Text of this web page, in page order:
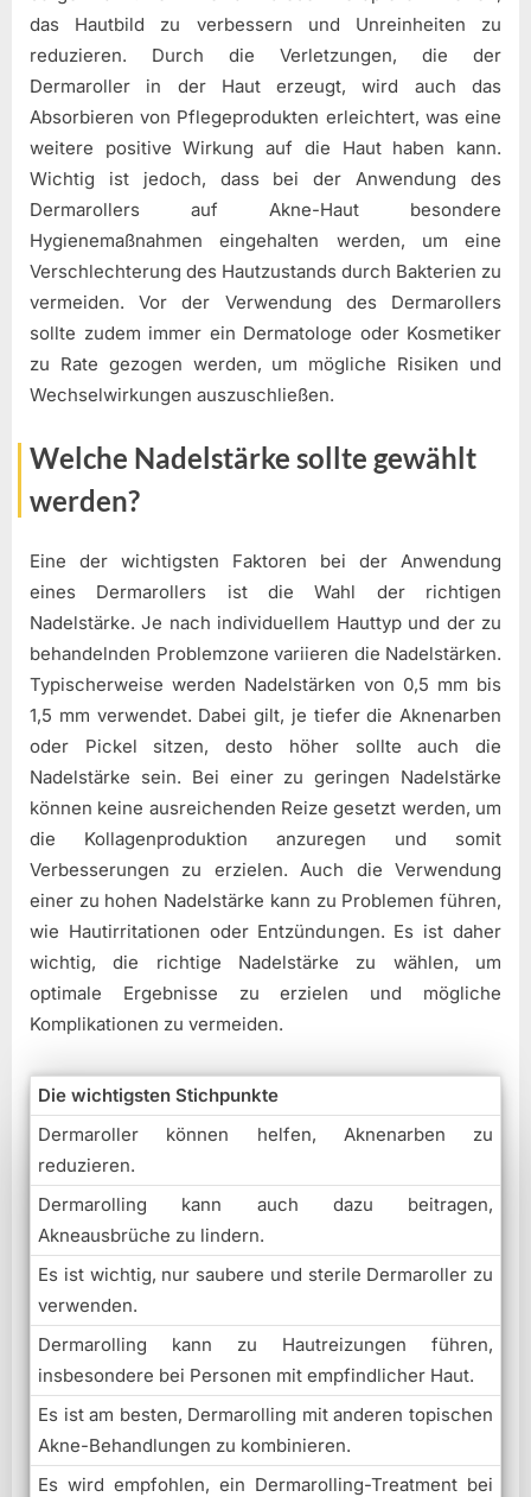
das Hautbild zu verbessern und Unreinheiten zu
reduzieren. Durch die Verletzungen, die der
Dermaroller in der Haut erzeugt, wird auch das
Absorbieren von Pflegeprodukten erleichtert, was eine
weitere positive Wirkung auf die Haut haben kann.
Wichtig ist jedoch, dass bei der Anwendung des
Dermarollers auf Akne-Haut besondere
Hygienemaßnahmen eingehalten werden, um eine
Verschlechterung des Hautzustands durch Bakterien zu
vermeiden. Vor der Verwendung des Dermarollers
sollte zudem immer ein Dermatologe oder Kosmetiker
zu Rate gezogen werden, um mögliche Risiken und
Wechselwirkungen auszuschließen.
Welche Nadelstärke sollte gewählt
werden?
Eine der wichtigsten Faktoren bei der Anwendung
eines Dermarollers ist die Wahl der richtigen
Nadelstärke. Je nach individuellem Hauttyp und der zu
behandelnden Problemzone variieren die Nadelstärken.
Typischerweise werden Nadelstärken von 0,5 mm bis
1,5 mm verwendet. Dabei gilt, je tiefer die Aknenarben
oder Pickel sitzen, desto höher sollte auch die
Nadelstärke sein. Bei einer zu geringen Nadelstärke
können keine ausreichenden Reize gesetzt werden, um
die Kollagenproduktion anzuregen und somit
Verbesserungen zu erzielen. Auch die Verwendung
einer zu hohen Nadelstärke kann zu Problemen führen,
wie Hautirritationen oder Entzündungen. Es ist daher
wichtig, die richtige Nadelstärke zu wählen, um
optimale Ergebnisse zu erzielen und mögliche
Komplikationen zu vermeiden.
Die wichtigsten Stichpunkte
Dermaroller können helfen, Aknenarben zu
reduzieren.
Dermarolling kann auch dazu beitragen,
Akneausbrüche zu lindern.
Es ist wichtig, nur saubere und sterile Dermaroller zu
verwenden.
Dermarolling kann zu Hautreizungen führen,
insbesondere bei Personen mit empfindlicher Haut.
Es ist am besten, Dermarolling mit anderen topischen
Akne-Behandlungen zu kombinieren.
Es wird empfohlen, ein Dermarolling-Treatment bei